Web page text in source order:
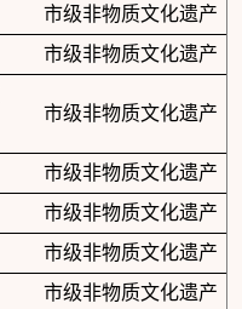
市级非物质文化遗产
市级非物质文化遗产
市级非物质文化遗产
市级非物质文化遗产
市级非物质文化遗产
市级非物质文化遗产
市级非物质文化遗产